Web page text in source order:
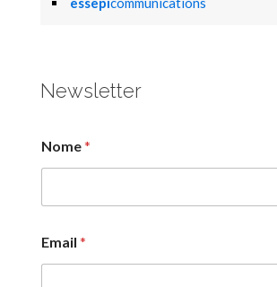
Newsletter
Nome*
Email *